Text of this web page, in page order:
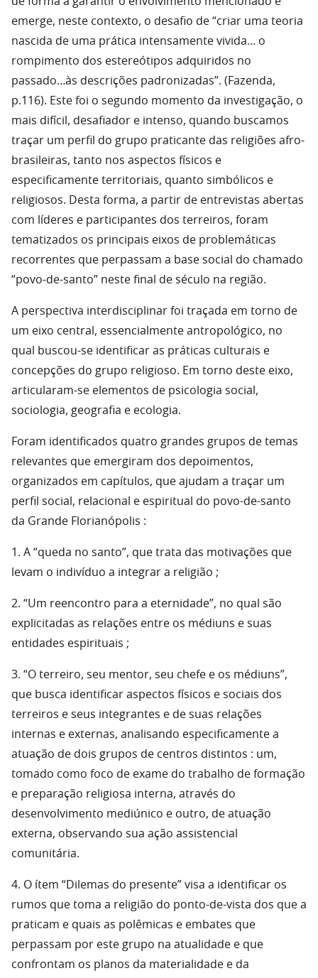
emerge, neste contexto, o desafio de “criar uma teoria
nascida de uma prática intensamente vivida… o
rompimento dos estereótipos adquiridos no
passado…às descrições padronizadas”. (Fazenda,
p.116). Este foi o segundo momento da investigação, o
mais difícil, desafiador e intenso, quando buscamos
traçar um perfil do grupo praticante das religiões afro-
brasileiras, tanto nos aspectos físicos e
especificamente territoriais, quanto simbólicos e
religiosos. Desta forma, a partir de entrevistas abertas
com líderes e participantes dos terreiros, foram
tematizados os principais eixos de problemáticas
recorrentes que perpassam a base social do chamado
“povo-de-santo” neste final de século na região.
A perspectiva interdisciplinar foi traçada em torno de
um eixo central, essencialmente antropológico, no
qual buscou-se identificar as práticas culturais e
concepções do grupo religioso. Em torno deste eixo,
articularam-se elementos de psicologia social,
sociologia, geografia e ecologia.
Foram identificados quatro grandes grupos de temas
relevantes que emergiram dos depoimentos,
organizados em capítulos, que ajudam a traçar um
perfil social, relacional e espiritual do povo-de-santo
da Grande Florianópolis :
1. A “queda no santo”, que trata das motivações que
levam o indivíduo a integrar a religião ;
2. “Um reencontro para a eternidade”, no qual são
explicitadas as relações entre os médiuns e suas
entidades espirituais ;
3. “O terreiro, seu mentor, seu chefe e os médiuns”,
que busca identificar aspectos físicos e sociais dos
terreiros e seus integrantes e de suas relações
internas e externas, analisando especificamente a
atuação de dois grupos de centros distintos : um,
tomado como foco de exame do trabalho de formação
e preparação religiosa interna, através do
desenvolvimento mediúnico e outro, de atuação
externa, observando sua ação assistencial
comunitária.
4. O ítem “Dilemas do presente” visa a identificar os
rumos que toma a religião do ponto-de-vista dos que a
praticam e quais as polêmicas e embates que
perpassam por este grupo na atualidade e que
confrontam os planos da materialidade e da